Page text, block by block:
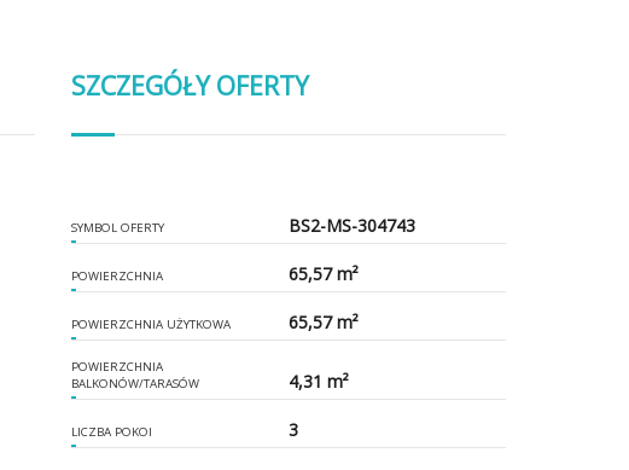
SZCZEGÓŁY OFERTY
SYMBOL OFERTY BS2-MS-304743
POWIERZCHNIA 65,57 m²
POWIERZCHNIA UŻYTKOWA 65,57 m²
POWIERZCHNIA
BALKONÓW/TARASÓW
4,31 m²
LICZBA POKOI 3